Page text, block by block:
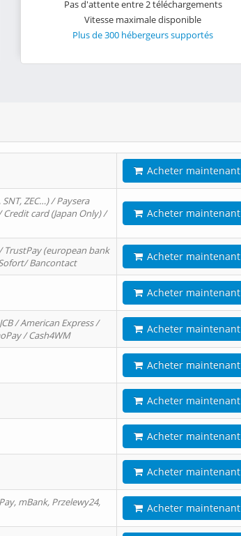
Pas d'attente entre 2 téléchargements
Vitesse maximale disponible
Plus de 300 hébergeurs supportés
Acheter maintenant
ZEC…) / Paysera
card (Japan Only) /
Acheter maintenant
TrustPay (european bank
Bancontact
Acheter maintenant
Acheter maintenant
/ American Express /
/ Cash4WM
Acheter maintenant
Acheter maintenant
Acheter maintenant
Acheter maintenant
Acheter maintenant
mBank, Przelewy24,
Acheter maintenant